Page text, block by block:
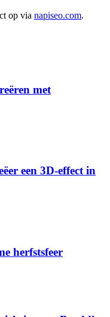
op via napiseo.com.
met
een 3D-effect in
herfstsfeer